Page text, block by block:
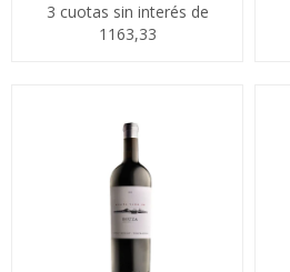
3 cuotas sin interés de
1163,33